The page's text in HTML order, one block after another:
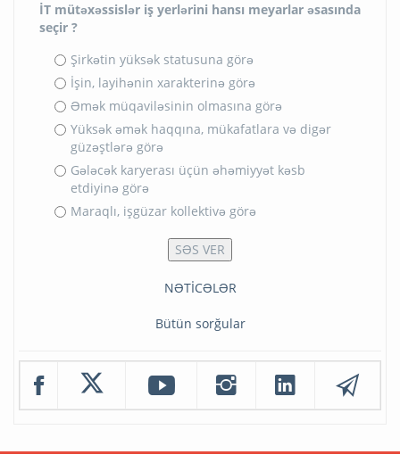
İT mütəxəssislər iş yerlərini hansı meyarlar əsasında
seçir ?
Şirkətin yüksək statusuna görə
İşin, layihənin xarakterinə görə
Əmək müqaviləsinin olmasına görə
Yüksək əmək haqqına, mükafatlara və digər
güzəştlərə görə
Gələcək karyerası üçün əhəmiyyət kəsb
etdiyinə görə
Maraqlı, işgüzar kollektivə görə
NƏTİCƏLƏR
Bütün sorğular